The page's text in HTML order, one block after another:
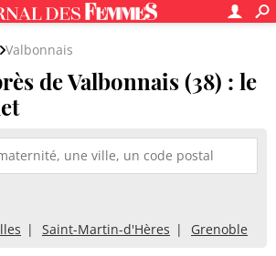
Valbonnais
de Valbonnais (38) : le
Saint-Martin-d'Hères Grenoble